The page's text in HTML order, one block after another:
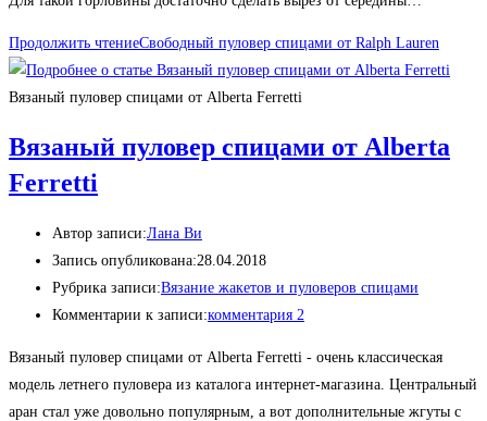
Продолжить чтениеСвободный пуловер спицами от Ralph Lauren
Вязаный пуловер спицами от Alberta Ferretti
Вязаный пуловер спицами от Alberta
Ferretti
Автор записи:Лана Ви
Запись опубликована:28.04.2018
Рубрика записи:Вязание жакетов и пуловеров спицами
Комментарии к записи:комментария 2
Вязаный пуловер спицами от Alberta Ferretti - очень классическая
модель летнего пуловера из каталога интернет-магазина. Центральный
аран стал уже довольно популярным, а вот дополнительные жгуты с